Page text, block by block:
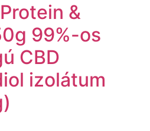
&
99%-os
CBD
izolátum